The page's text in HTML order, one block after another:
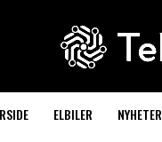
ELBILER NYHETER